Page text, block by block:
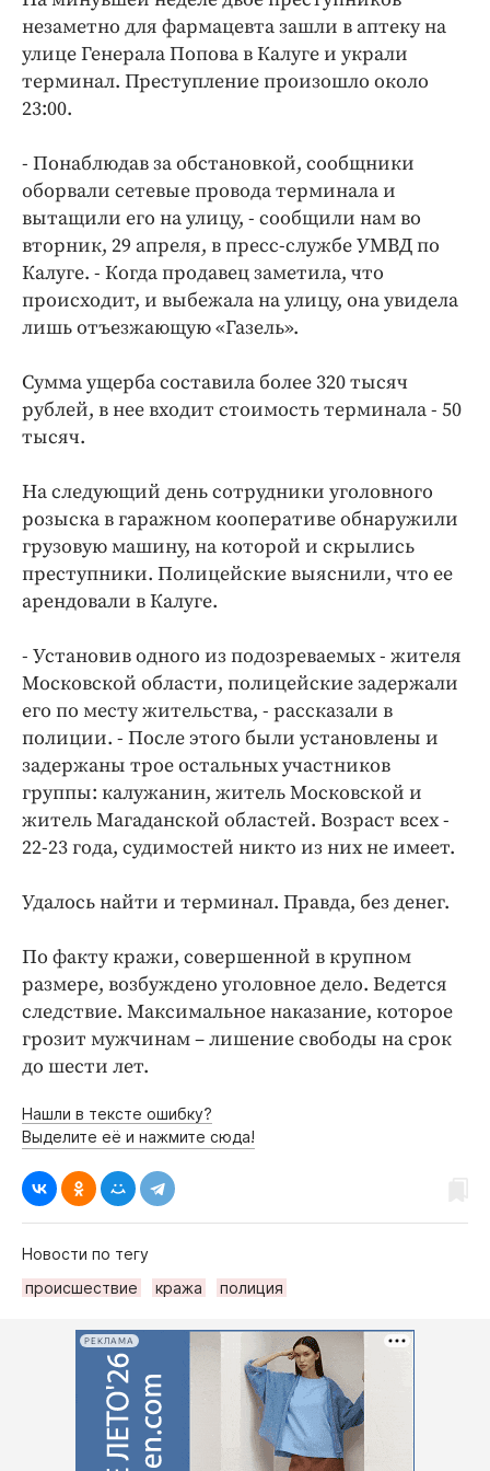
Интересное чтиво
Клиника года
Бренд года
незаметно для фармацевта зашли в аптеку на
улице Генерала Попова в Калуге и украли
терминал. Преступление произошло около
23:00.
- Понаблюдав за обстановкой, сообщники
оборвали сетевые провода терминала и
вытащили его на улицу, - сообщили нам во
вторник, 29 апреля, в пресс-службе УМВД по
Калуге. - Когда продавец заметила, что
происходит, и выбежала на улицу, она увидела
лишь отъезжающую «Газель».
Сумма ущерба составила более 320 тысяч
рублей, в нее входит стоимость терминала - 50
тысяч.
На следующий день сотрудники уголовного
розыска в гаражном кооперативе обнаружили
грузовую машину, на которой и скрылись
преступники. Полицейские выяснили, что ее
арендовали в Калуге.
- Установив одного из подозреваемых - жителя
Московской области, полицейские задержали
его по месту жительства, - рассказали в
полиции. - После этого были установлены и
задержаны трое остальных участников
группы: калужанин, житель Московской и
житель Магаданской областей. Возраст всех -
22-23 года, судимостей никто из них не имеет.
Удалось найти и терминал. Правда, без денег.
По факту кражи, совершенной в крупном
размере, возбуждено уголовное дело. Ведется
следствие. Максимальное наказание, которое
грозит мужчинам – лишение свободы на срок
до шести лет.
Нашли в тексте ошибку?
Выделите её и нажмите сюда!
Новости по тегу
происшествие
кража полиция
РЕКЛАМА